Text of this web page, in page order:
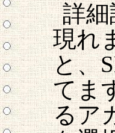
詳
現れ
と、
てま
るア